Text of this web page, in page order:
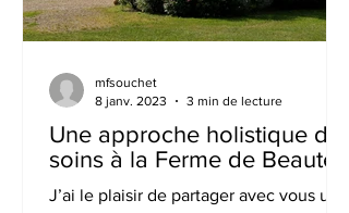
Une approche holistique de
soins à la Ferme de Beauté
J’ai le plaisir de partager avec vous une
mfsouchet
8 janv. 2023
3 min de lecture